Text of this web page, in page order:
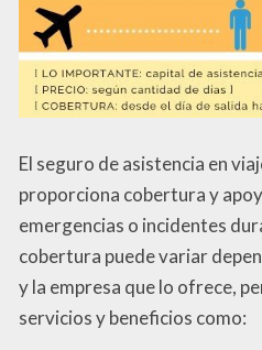
El seguro de asistencia en
proporciona cobertura y
emergencias o incidentes
cobertura puede variar
y la empresa que lo ofrece,
servicios y beneficios como: